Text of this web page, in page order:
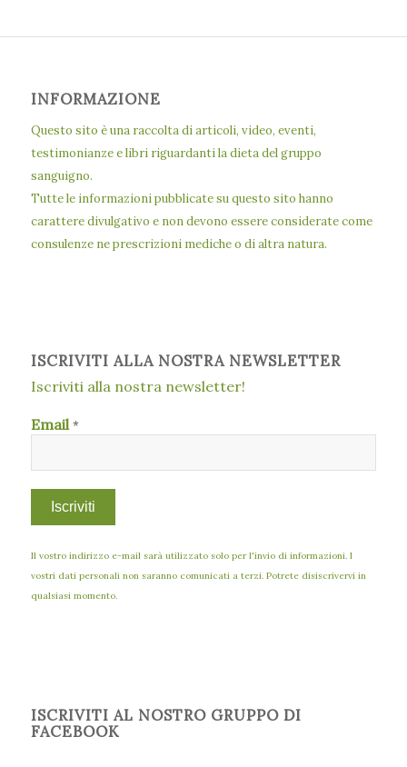
INFORMAZIONE
Questo sito è una raccolta di articoli, video, eventi,
testimonianze e libri riguardanti la dieta del gruppo
sanguigno.
Tutte le informazioni pubblicate su questo sito hanno
carattere divulgativo e non devono essere considerate come
consulenze ne prescrizioni mediche o di altra natura.
ISCRIVITI ALLA NOSTRA NEWSLETTER
Iscriviti alla nostra newsletter!
Email *
Il vostro indirizzo e-mail sarà utilizzato solo per l'invio di informazioni. I
vostri dati personali non saranno comunicati a terzi. Potrete disiscrivervi in
qualsiasi momento.
ISCRIVITI AL NOSTRO GRUPPO DI
FACEBOOK